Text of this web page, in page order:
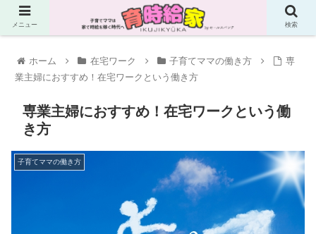
ホーム 在宅ワーク 子育てママの働き方
専
業主婦におすすめ！在宅ワークという働き方
専業主婦におすすめ！在宅ワークという働
き方
子育てママの働き方
メニュー 検索